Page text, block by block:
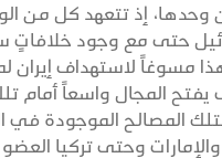
وحدها، إذ تتعهد كل من
حتى مع وجود
مسوغاً لاستهداف إيران
المجال واسعاً أمام
المصالح الموجودة
وحتى تركيا